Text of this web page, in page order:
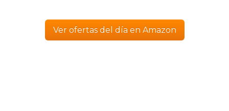
Ver ofertas del día en Amazon